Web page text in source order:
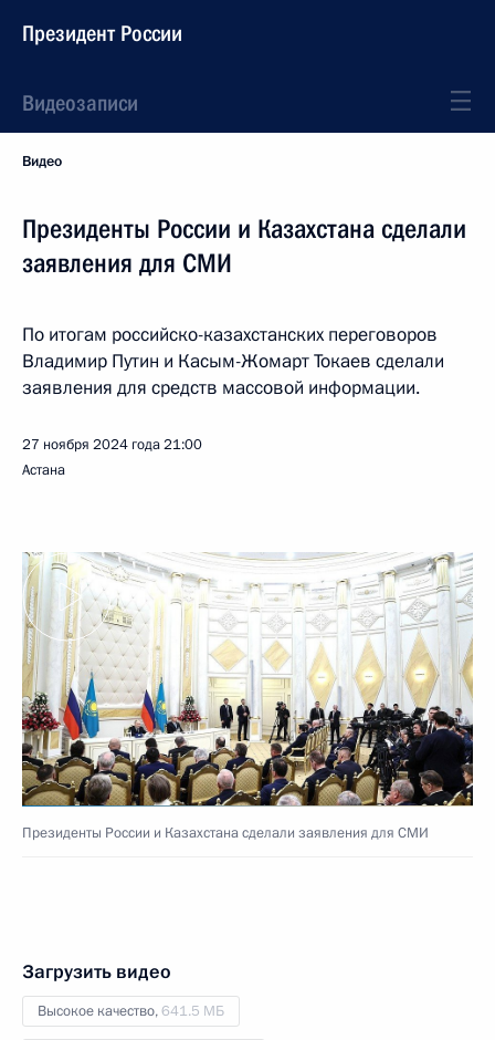
Президент России
Видеозаписи
Видео
Президенты России и Казахстана сделали
заявления для СМИ
По итогам российско-казахстанских переговоров
Владимир Путин и Касым-Жомарт Токаев сделали
заявления для средств массовой информации.
27 ноября 2024 года21:00
Астана
Президенты России и Казахстана сделали заявления для СМИ
Загрузить видео
Высокое качество,641.5 МБ